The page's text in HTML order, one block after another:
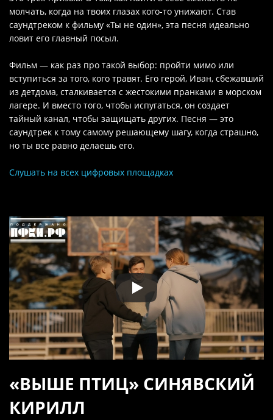
молчать, когда на твоих глазах кого-то унижают. Став
саундтреком к фильму «Ты не один», эта песня идеально
ловит его главный посыл.
Фильм — как раз про такой выбор: пройти мимо или
вступиться за того, кого травят. Его герой, Иван, сбежавший
из детдома, сталкивается с жестокими пранками в морском
лагере. И вместо того, чтобы испугаться, он создает
тайный канал, чтобы защищать других. Песня — это
саундтрек к тому самому решающему шагу, когда страшно,
но ты все равно делаешь его.
Слушать на всех цифровых площадках
«ВЫШЕ ПТИЦ» СИНЯВСКИЙ
КИРИЛЛ